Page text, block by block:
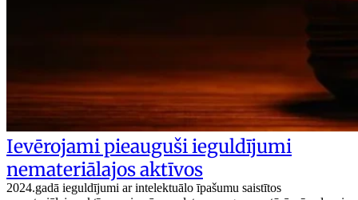
Ievērojami pieauguši ieguldījumi
nemateriālajos aktīvos
2024.gadā ieguldījumi ar intelektuālo īpašumu saistītos